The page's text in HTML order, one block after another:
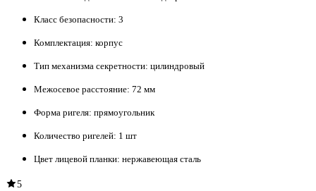
Класс безопасности: 3
Комплектация: корпус
Тип механизма секретности: цилиндровый
Межосевое расстояние: 72 мм
Форма ригеля: прямоугольник
Количество ригелей: 1 шт
Цвет лицевой планки: нержавеющая сталь
5